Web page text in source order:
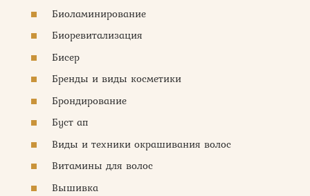
Биоламинирование
Биоревитализация
Бисер
Бренды и виды косметики
Брондирование
Буст ап
Виды и техники окрашивания волос
Витамины для волос
Вышивка